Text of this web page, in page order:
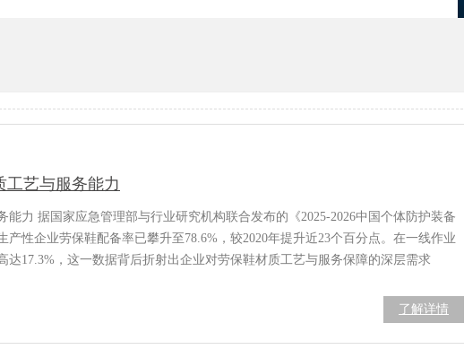
工艺与服务能力
力 据国家应急管理部与行业研究机构联合发布的《2025-2026中国个体防护装备
性企业劳保鞋配备率已攀升至78.6%，较2020年提升近23个百分点。在一线作业
17.3%，这一数据背后折射出企业对劳保鞋材质工艺与服务保障的深层需求
了解详情